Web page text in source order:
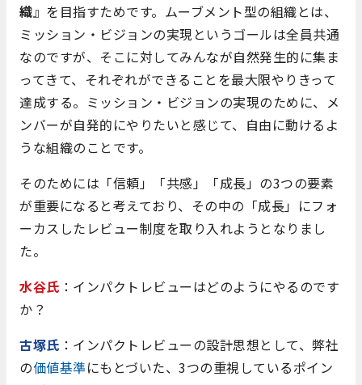
織』を目指すためです。ムーブメント型の組織とは、
ミッション・ビジョンの実現というゴールは全員共通
なのですが、そこに対してみんなが自然発生的に集ま
ってきて、それぞれができることを最大限やりきって
達成する。ミッション・ビジョンの実現のために、メ
ンバーが自発的にやりたいと感じて、自由に動けるよ
うな組織のことです。
そのためには「信頼」「共感」「成長」の3つの要素
が重要になると考えており、その中の「成長」にフォ
ーカスしたレビュー制度を取り入れようとなりまし
た。
水谷氏 ：インパクトレビューはどのようにやるのです
か？
古塚氏 ：インパクトレビューの設計思想として、弊社
の価値基準にもとづいた、3つの重視しているポイン